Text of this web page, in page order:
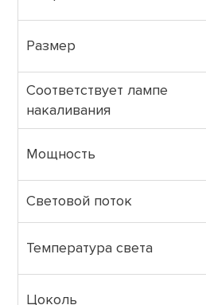
Размер
Соответствует лампе
накаливания
Мощность
Световой поток
Температура света
Цоколь